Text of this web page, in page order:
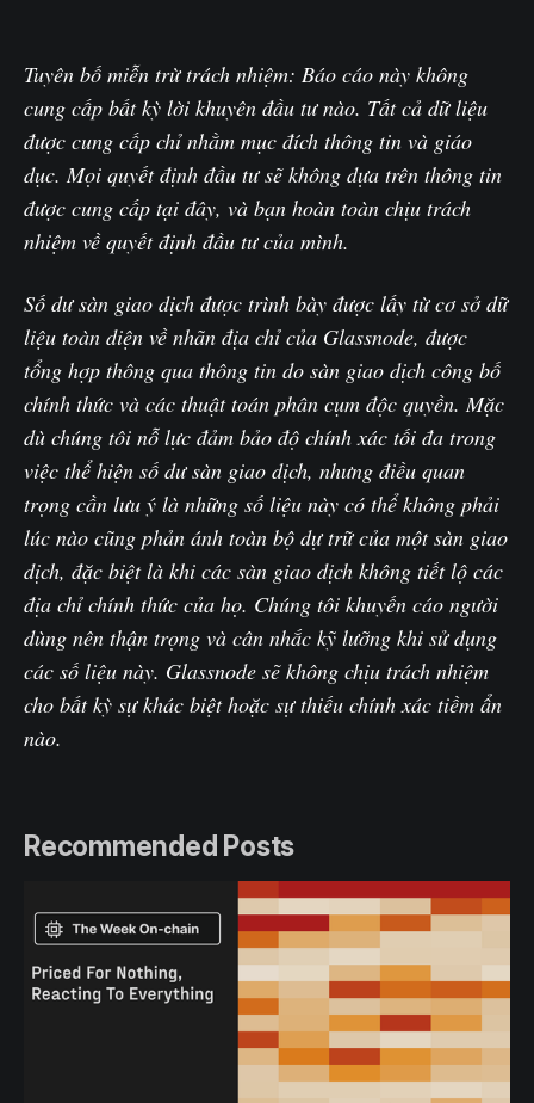
Tuyên bố miễn trừ trách nhiệm: Báo cáo này không
cung cấp bất kỳ lời khuyên đầu tư nào. Tất cả dữ liệu
được cung cấp chỉ nhằm mục đích thông tin và giáo
dục. Mọi quyết định đầu tư sẽ không dựa trên thông tin
được cung cấp tại đây, và bạn hoàn toàn chịu trách
nhiệm về quyết định đầu tư của mình.
Số dư sàn giao dịch được trình bày được lấy từ cơ sở dữ
liệu toàn diện về nhãn địa chỉ của Glassnode, được
tổng hợp thông qua thông tin do sàn giao dịch công bố
chính thức và các thuật toán phân cụm độc quyền. Mặc
dù chúng tôi nỗ lực đảm bảo độ chính xác tối đa trong
việc thể hiện số dư sàn giao dịch, nhưng điều quan
trọng cần lưu ý là những số liệu này có thể không phải
lúc nào cũng phản ánh toàn bộ dự trữ của một sàn giao
dịch, đặc biệt là khi các sàn giao dịch không tiết lộ các
địa chỉ chính thức của họ. Chúng tôi khuyến cáo người
dùng nên thận trọng và cân nhắc kỹ lưỡng khi sử dụng
các số liệu này. Glassnode sẽ không chịu trách nhiệm
cho bất kỳ sự khác biệt hoặc sự thiếu chính xác tiềm ẩn
nào.
Recommended Posts